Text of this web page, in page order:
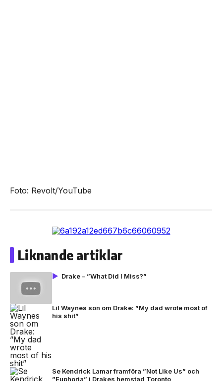
Foto: Revolt/YouTube
Liknande artiklar
Drake – ”What Did I Miss?”
Lil Waynes son om Drake: ”My dad wrote most of
his shit”
Se Kendrick Lamar framföra ”Not Like Us” och
”Euphoria” i Drakes hemstad Toronto